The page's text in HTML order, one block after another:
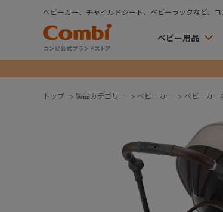
ベビーカー、チャイルドシート、ベビーラックなど、
ベビー用品
トップ > 製品カテゴリー > ベビーカー > ベビーカー